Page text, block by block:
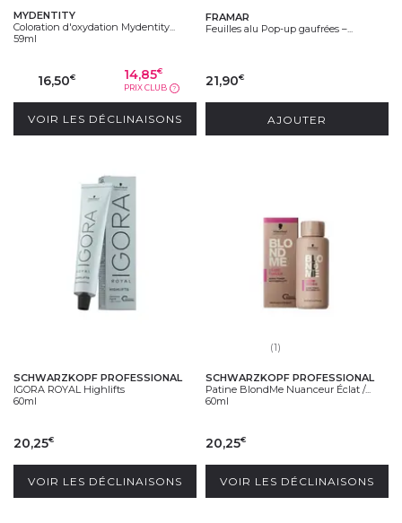
MYDENTITY
Coloration d'oxydation Mydentity...
59ml
16,50€ 14,85€
PRIX CLUB ?
VOIR LES DÉCLINAISONS
FRAMAR
Feuilles alu Pop-up gaufrées –...
21,90€
AJOUTER
SCHWARZKOPF PROFESSIONAL
IGORA ROYAL Highlifts
60ml
20,25€
VOIR LES DÉCLINAISONS
(1)
SCHWARZKOPF PROFESSIONAL
Patine BlondMe Nuanceur Éclat /...
60ml
20,25€
VOIR LES DÉCLINAISONS